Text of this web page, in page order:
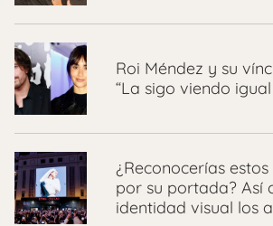
Roi Méndez y su
“La sigo viendo
¿Reconocerías
por su portada? Así
identidad visual los